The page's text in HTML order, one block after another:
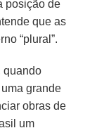
posição de
que as
“plural”.
quando
uma grande
obras de
um